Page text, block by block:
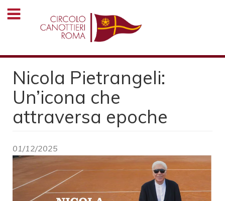
Salta
Nicola Pietrangeli:
Un’icona che
attraversa epoche
01/12/2025